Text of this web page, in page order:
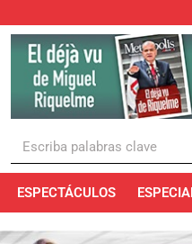
ESPECTÁCULOS